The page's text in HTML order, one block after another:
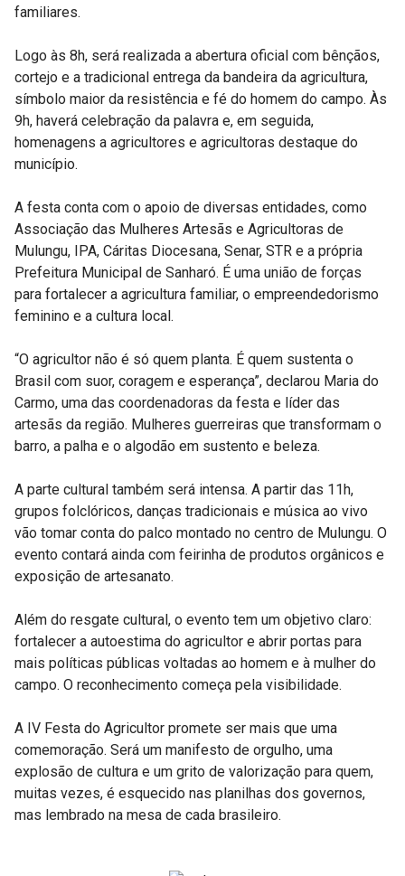
familiares.
Logo às 8h, será realizada a abertura oficial com bênçãos,
cortejo e a tradicional entrega da bandeira da agricultura,
símbolo maior da resistência e fé do homem do campo. Às
9h, haverá celebração da palavra e, em seguida,
homenagens a agricultores e agricultoras destaque do
município.
A festa conta com o apoio de diversas entidades, como
Associação das Mulheres Artesãs e Agricultoras de
Mulungu, IPA, Cáritas Diocesana, Senar, STR e a própria
Prefeitura Municipal de Sanharó. É uma união de forças
para fortalecer a agricultura familiar, o empreendedorismo
feminino e a cultura local.
“O agricultor não é só quem planta. É quem sustenta o
Brasil com suor, coragem e esperança”, declarou Maria do
Carmo, uma das coordenadoras da festa e líder das
artesãs da região. Mulheres guerreiras que transformam o
barro, a palha e o algodão em sustento e beleza.
A parte cultural também será intensa. A partir das 11h,
grupos folclóricos, danças tradicionais e música ao vivo
vão tomar conta do palco montado no centro de Mulungu. O
evento contará ainda com feirinha de produtos orgânicos e
exposição de artesanato.
Além do resgate cultural, o evento tem um objetivo claro:
fortalecer a autoestima do agricultor e abrir portas para
mais políticas públicas voltadas ao homem e à mulher do
campo. O reconhecimento começa pela visibilidade.
A IV Festa do Agricultor promete ser mais que uma
comemoração. Será um manifesto de orgulho, uma
explosão de cultura e um grito de valorização para quem,
muitas vezes, é esquecido nas planilhas dos governos,
mas lembrado na mesa de cada brasileiro.